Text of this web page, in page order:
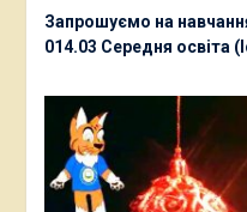
Запрошуємо на
014.03 Середня освіта